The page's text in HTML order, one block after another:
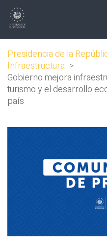
Presidencia de la
Infraestructura >
Gobierno mejora
turismo y el desarrollo
país